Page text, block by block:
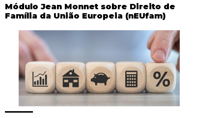
Módulo Jean Monnet sobre Direito de
Família da União Europeia (nEUfam)